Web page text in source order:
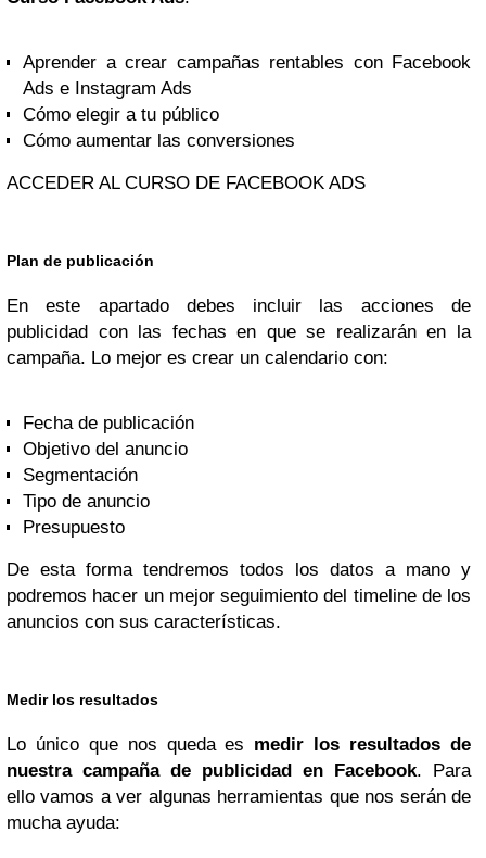
Aprender a crear campañas rentables con Facebook
Ads e Instagram Ads
Cómo elegir a tu público
Cómo aumentar las conversiones
ACCEDER AL CURSO DE FACEBOOK ADS
Plan de publicación
En este apartado debes incluir las acciones de
publicidad con las fechas en que se realizarán en la
campaña. Lo mejor es crear un calendario con:
Fecha de publicación
Objetivo del anuncio
Segmentación
Tipo de anuncio
Presupuesto
De esta forma tendremos todos los datos a mano y
podremos hacer un mejor seguimiento del timeline de los
anuncios con sus características.
Medir los resultados
Lo único que nos queda es medir los resultados de
nuestra campaña de publicidad en Facebook. Para
ello vamos a ver algunas herramientas que nos serán de
mucha ayuda: